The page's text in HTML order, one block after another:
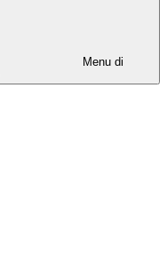
Menu di